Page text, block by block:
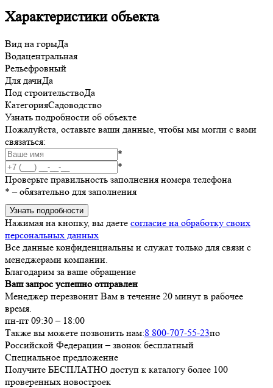
Характеристики объекта
Вид на горыДа
Водацентральная
Рельефровный
Для дачиДа
Под строительствоДа
КатегорияСадоводство
Узнать подробности об объекте
Пожалуйста, оставьте ваши данные, чтобы мы могли с вами
связаться:
*
*
Проверьте правильность заполнения номера телефона
* – обязательно для заполнения
Узнать подробности
Нажимая на кнопку, вы даете согласие на обработку своих
персональных данных
Все данные конфиденциальны и служат только для связи с
менеджерами компании.
Благодарим за ваше обращение
Ваш запрос успешно отправлен
Менеджер перезвонит Вам в течение 20 минут в рабочее
время.
пн-пт 09:30 – 18:00
Также вы можете позвонить нам:8 800-707-55-23по
Российской Федерации – звонок бесплатный
Специальное предложение
Получите БЕСПЛАТНО доступ к каталогу более 100
проверенных новостроек